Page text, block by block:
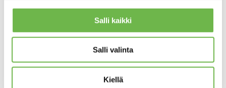
Salli kaikki
Salli valinta
Kiellä